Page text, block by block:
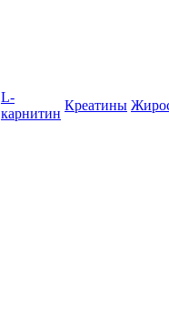
L-
карнитин
Креатины